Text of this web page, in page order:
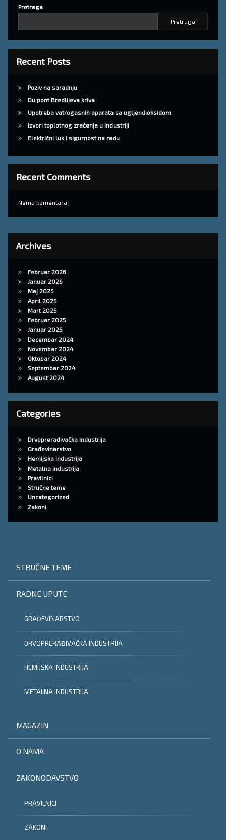
Pretraga
Pretraga
Recent Posts
Poziv na saradnju
Du pont Bredlijeva kriva
Upotreba vatrogasnih aparata sa ugljendioksidom
Izvori toplotnog zračenja u industriji
Električni luk i sigurnost na radu
Recent Comments
Nema komentara.
Archives
Februar 2026
Januar 2026
Maj 2025
April 2025
Mart 2025
Februar 2025
Januar 2025
Decembar 2024
Novembar 2024
Oktobar 2024
Septembar 2024
August 2024
Categories
Drvoprerađivačka industrija
Građevinarstvo
Hemijska industrija
Metalna industrija
Pravilnici
Stručne teme
Uncategorized
Zakoni
STRUČNE TEME
RADNE UPUTE
GRAĐEVINARSTVO
DRVOPRERAĐIVAČKA INDUSTRIJA
HEMIJSKA INDUSTRIJA
METALNA INDUSTRIJA
MAGAZIN
O NAMA
ZAKONODAVSTVO
PRAVILNICI
ZAKONI